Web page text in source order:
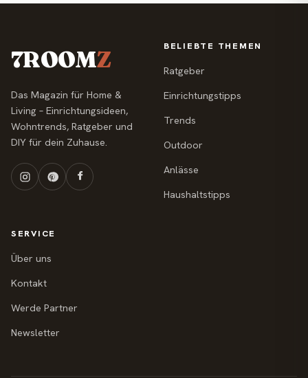
7ROOMZ
Das Magazin für Home &
Living – Einrichtungsideen,
Wohntrends, Ratgeber und
DIY für dein Zuhause.
BELIEBTE THEMEN
Ratgeber
Einrichtungstipps
Trends
Outdoor
Anlässe
Haushaltstipps
SERVICE
Über uns
Kontakt
Werde Partner
Newsletter